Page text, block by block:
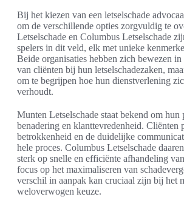
Bij het kiezen van een letselschade
om de verschillende opties zorgvuldig te
Letselschade en Columbus Letselschade
spelers in dit veld, elk met unieke
Beide organisaties hebben zich bewezen in
van cliënten bij hun letselschadezaken,
om te begrijpen hoe hun dienstverlening
verhoudt.
Munten Letselschade staat bekend om hun
benadering en klanttevredenheid. Cliënten
betrokkenheid en de duidelijke
hele proces. Columbus Letselschade
sterk op snelle en efficiënte afhandeling
focus op het maximaliseren van
verschil in aanpak kan cruciaal zijn bij het
weloverwogen keuze.